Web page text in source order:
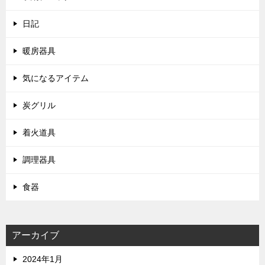
日記
暖房器具
気になるアイテム
炭グリル
着火道具
調理器具
食器
アーカイブ
2024年1月